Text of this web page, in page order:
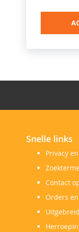
Snelle links
Privacy
Contact
Orders